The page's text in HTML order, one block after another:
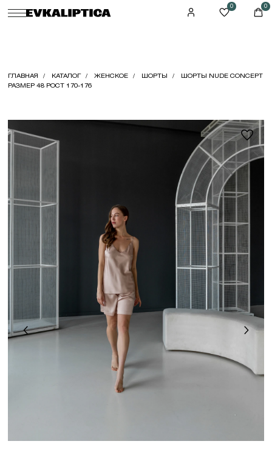
0 0
ГЛАВНАЯ КАТАЛОГ ЖЕНСКОЕ ШОРТЫ
ШОРТЫ NUDE CONCEPT
РАЗМЕР 48 РОСТ 170-176